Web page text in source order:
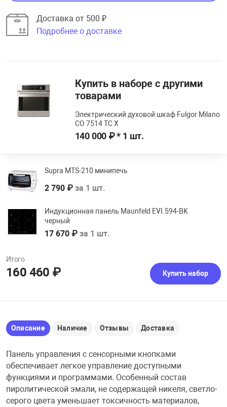
Доставка от 500 ₽
Подробнее о доставке
Купить в наборе с другими
товарами
Электрический духовой шкаф Fulgor Milano
CO 7514 TC X
140 000 ₽ * 1 шт.
Supra MTS-210 минипечь
2 790 ₽ за 1 шт.
Индукционная панель Maunfeld EVI.594-BK
черный
17 670 ₽ за 1 шт.
Итого
160 460 ₽ Купить набор
Описание Наличие Отзывы Доставка
Панель управления с сенсорными кнопками
обеспечивает легкое управление доступными
функциями и программами. Особенный состав
пиролитической эмали, не содержащей никеля, светло-
серого цвета уменьшает токсичность материалов,